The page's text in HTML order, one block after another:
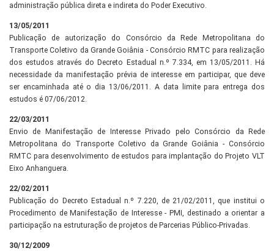
administração pública direta e indireta do Poder Executivo.
13/05/2011
Publicação de autorização do Consórcio da Rede Metropolitana do
Transporte Coletivo da Grande Goiânia - Consórcio RMTC para realização
dos estudos através do Decreto Estadual n.º 7.334, em 13/05/2011. Há
necessidade da manifestação prévia de interesse em participar, que deve
ser encaminhada até o dia 13/06/2011. A data limite para entrega dos
estudos é 07/06/2012.
22/03/2011
Envio de Manifestação de Interesse Privado pelo Consórcio da Rede
Metropolitana do Transporte Coletivo da Grande Goiânia - Consórcio
RMTC para desenvolvimento de estudos para implantação do Projeto VLT
Eixo Anhanguera.
22/02/2011
Publicação do Decreto Estadual n.º 7.220, de 21/02/2011, que institui o
Procedimento de Manifestação de Interesse - PMI, destinado a orientar a
participação na estruturação de projetos de Parcerias Público-Privadas.
30/12/2009